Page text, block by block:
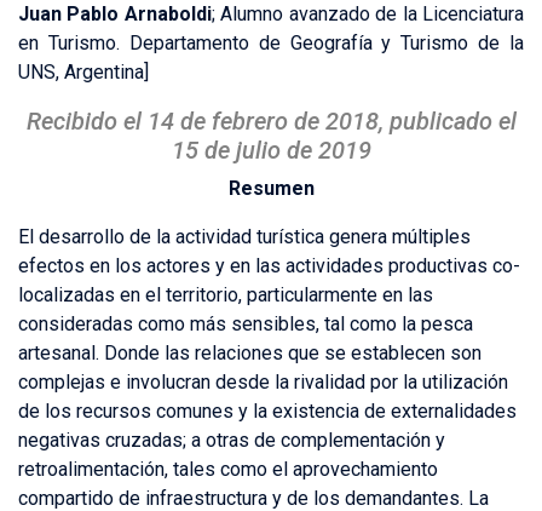
Juan Pablo Arnaboldi; Alumno avanzado de la Licenciatura
en Turismo. Departamento de Geografía y Turismo de la
UNS, Argentina]
Recibido el 14 de febrero de 2018, publicado el
15 de julio de 2019
Resumen
El desarrollo de la actividad turística genera múltiples
efectos en los actores y en las actividades productivas co-
localizadas en el territorio, particularmente en las
consideradas como más sensibles, tal como la pesca
artesanal. Donde las relaciones que se establecen son
complejas e involucran desde la rivalidad por la utilización
de los recursos comunes y la existencia de externalidades
negativas cruzadas; a otras de complementación y
retroalimentación, tales como el aprovechamiento
compartido de infraestructura y de los demandantes. La